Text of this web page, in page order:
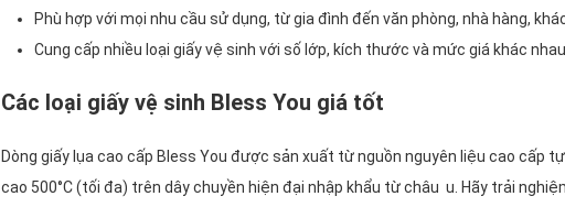
Phù hợp với mọi nhu cầu sử dụng, từ gia đình đến văn phòng, nhà hàng,
Cung cấp nhiều loại giấy vệ sinh với số lớp, kích thước và mức giá khác
Các loại giấy vệ sinh Bless You giá tốt
Dòng giấy lụa cao cấp Bless You được sản xuất từ nguồn nguyên liệu cao cấp
cao 500°C (tối đa) trên dây chuyền hiện đại nhập khẩu từ châu u. Hãy trải